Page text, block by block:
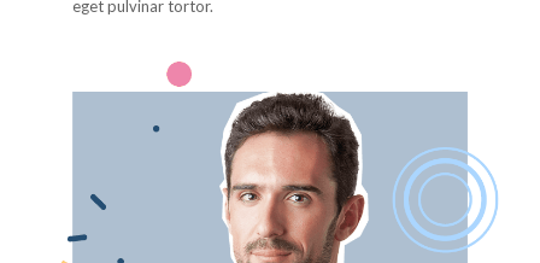
eget pulvinar tortor.